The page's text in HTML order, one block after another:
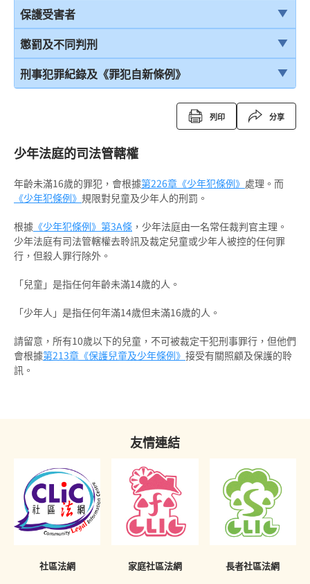
由陪審團審訊
上訴
在公眾地方被警察截停和查問
在公眾地方被警察截停和搜身
緘默權
被捕後的權利
扣留被捕人士
在警署及法庭分隔少年人
簡介本港部分法律援助
刑事訴訟法律援助計劃
當值律師計劃
免費法律諮詢計劃——不提供服務的案件類別
電話法律諮詢計劃
保護受害者
受害者的權利
兒童證人
以電視直播聯繫提供證據
書面供詞
懲罰及不同判刑
引言
社會服務令
感化令
教導所
醫院令
復還令
沒收
吊銷駕駛執照
刑事犯罪紀錄及《罪犯自新條例》
簽保守行為
警司警誡計劃
《罪犯自新條例》與緩刑
《罪犯自新條例》與性罪行定罪紀錄查核計劃
必須披露已喪失時效之定罪的情況
不當披露已喪失時效之定罪的懲罰
《罪犯自新條例》只適用於香港
列印 分享
少年法庭的司法管轄權
年齡未滿16歲的罪犯，會根據第226章《少年犯條例》 處理。而
《少年犯條例》 規限對兒童及少年人的刑罰。
根據 《少年犯條例》 第3A條 ，少年法庭由一名常任裁判官主理。
少年法庭有司法管轄權去聆訊及裁定兒童或少年人被控的任何罪
行，但殺人罪行除外。
「兒童」是指任何年齡未滿14歲的人。
「少年人」是指任何年滿14歲但未滿16歲的人。
請留意，所有10歲以下的兒童，不可被裁定干犯刑事罪行，但他們
會根據第213章《保護兒童及少年條例》 接受有關照顧及保護的聆
訊。
友情連結
社區法網 家庭社區法網 長者社區法網